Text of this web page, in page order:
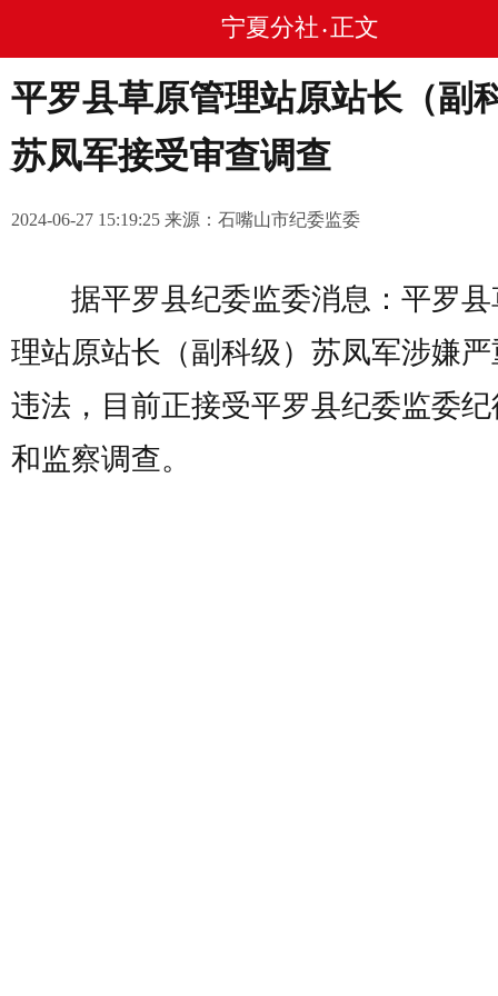
宁夏分社 • 正文
平罗县草原管理站原站长（副
苏凤军接受审查调查
2024-06-27 15:19:25 来源：石嘴山市纪委监委
据平罗县纪委监委消息：平罗县
理站原站长（副科级）苏凤军涉嫌
违法，目前正接受平罗县纪委监委
和监察调查。